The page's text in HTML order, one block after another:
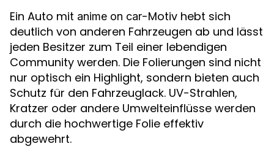
Ein Auto mit anime on car-Motiv hebt sich
deutlich von anderen Fahrzeugen ab und lässt
jeden Besitzer zum Teil einer lebendigen
Community werden. Die Folierungen sind nicht
nur optisch ein Highlight, sondern bieten auch
Schutz für den Fahrzeuglack. UV-Strahlen,
Kratzer oder andere Umwelteinflüsse werden
durch die hochwertige Folie effektiv
abgewehrt.